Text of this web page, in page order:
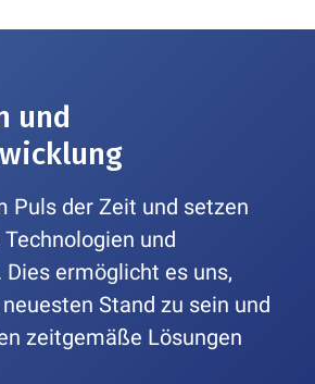
und
Puls der Zeit und setzen
und
Dies ermöglicht es uns,
Stand zu sein und
zeitgemäße Lösungen